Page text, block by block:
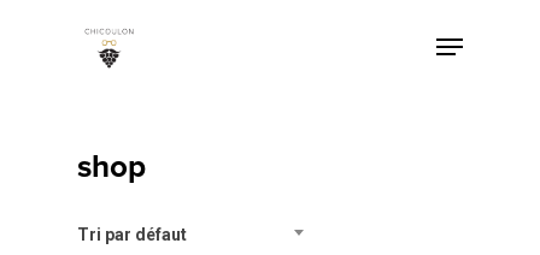
shop
Tri par défaut